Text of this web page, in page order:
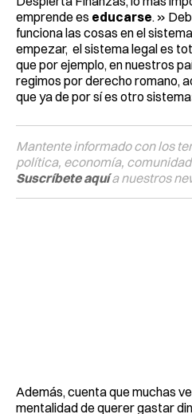
emprende es educarse. »
funciona las cosas en el
empezar, el sistema legal es
que por ejemplo, en nuestros
regimos por derecho romano,
que ya de por sí es otro
Mantente informado con los
política, economía,
Suscríbete aquía nuestros
Además, cuenta que muchas
mentalidad de querer gastar